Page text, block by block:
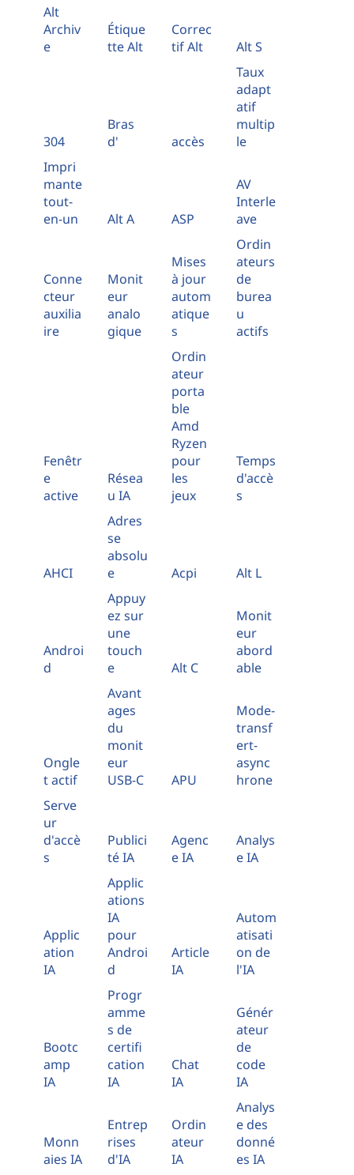
Alt
Archiv
e
Étique
tte Alt
Correc
tif Alt
Alt S
304
Bras
d'
accès
Taux
adapt
atif
multip
le
Impri
mante
tout-
en-un
Alt A ASP
AV
Interle
ave
Conne
cteur
auxilia
ire
Monit
eur
analo
gique
Mises
à jour
autom
atique
s
Ordin
ateurs
de
burea
u
actifs
Fenêtr
e
active
Résea
u IA
Ordin
ateur
porta
ble
Amd
Ryzen
pour
les
jeux
Temps
d'accè
s
AHCI
Adres
se
absolu
e
Acpi Alt L
Androi
d
Appuy
ez sur
une
touch
e
Alt C
Monit
eur
abord
able
Ongle
t actif
Avant
ages
du
monit
eur
USB-C
APU
Mode-
transf
ert-
async
hrone
Serve
ur
d'accè
s
Publici
té IA
Agenc
e IA
Analys
e IA
Applic
ation
IA
Applic
ations
IA
pour
Androi
d
Article
IA
Autom
atisati
on de
l'IA
Bootc
amp
IA
Progr
amme
s de
certifi
cation
IA
Chat
IA
Génér
ateur
de
code
IA
Monn
aies IA
Entrep
rises
d'IA
Ordin
ateur
IA
Analys
e des
donné
es IA